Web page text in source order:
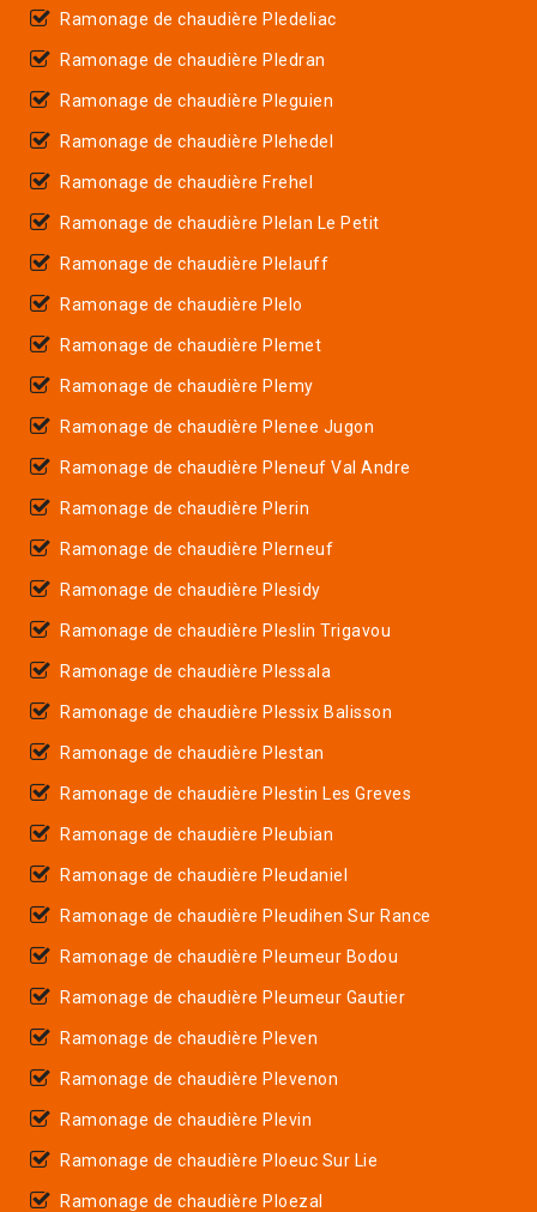
Ramonage de chaudière Pledeliac
Ramonage de chaudière Pledran
Ramonage de chaudière Pleguien
Ramonage de chaudière Plehedel
Ramonage de chaudière Frehel
Ramonage de chaudière Plelan Le Petit
Ramonage de chaudière Plelauff
Ramonage de chaudière Plelo
Ramonage de chaudière Plemet
Ramonage de chaudière Plemy
Ramonage de chaudière Plenee Jugon
Ramonage de chaudière Pleneuf Val Andre
Ramonage de chaudière Plerin
Ramonage de chaudière Plerneuf
Ramonage de chaudière Plesidy
Ramonage de chaudière Pleslin Trigavou
Ramonage de chaudière Plessala
Ramonage de chaudière Plessix Balisson
Ramonage de chaudière Plestan
Ramonage de chaudière Plestin Les Greves
Ramonage de chaudière Pleubian
Ramonage de chaudière Pleudaniel
Ramonage de chaudière Pleudihen Sur Rance
Ramonage de chaudière Pleumeur Bodou
Ramonage de chaudière Pleumeur Gautier
Ramonage de chaudière Pleven
Ramonage de chaudière Plevenon
Ramonage de chaudière Plevin
Ramonage de chaudière Ploeuc Sur Lie
Ramonage de chaudière Ploezal